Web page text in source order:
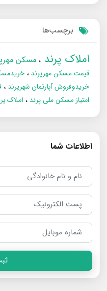
برچسب‌ها
املاک پرند مسکن
قیمت مسکن مهرپرند
خریدوفروش آپارتمان شهرپرند
امتیاز مسکن ملی پرند
املاک
اطلاعات شما